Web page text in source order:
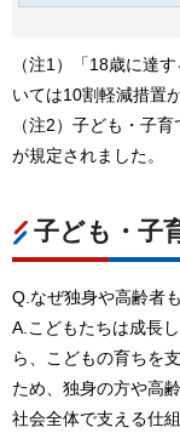
（注1）「18歳に達
いては10割軽減措置
（注2）子ども・子
が規定されました。
子ども・子
Q.なぜ独身や高齢者
A.こどもたちは成長
ら、こどもの育ちを
ため、独身の方や高
社会全体で支える仕